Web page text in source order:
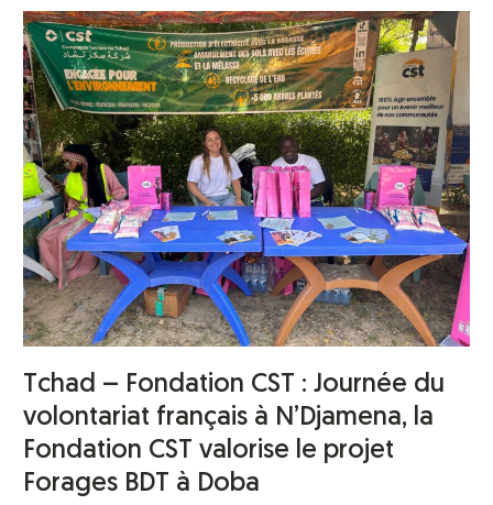
Tchad – Fondation CST : Journée du
volontariat français à N’Djamena, la
Fondation CST valorise le projet
Forages BDT à Doba
Tchad
–
Fondation
CST
:
Journée
du
volontariat
français
à
N’Djamena,
la
Fondation
CST
projet
BDT
à